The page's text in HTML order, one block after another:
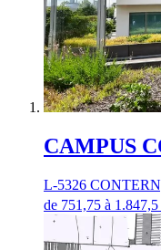
CAMPUS
L-5326
de 751,75 à 1.847,5